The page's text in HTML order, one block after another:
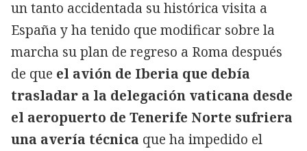
un tanto accidentada su histórica visita a
España y ha tenido que modificar sobre la
marcha su plan de regreso a Roma después
de que el avión de Iberia que debía
trasladar a la delegación vaticana desde
el aeropuerto de Tenerife Norte sufriera
una avería técnica que ha impedido el